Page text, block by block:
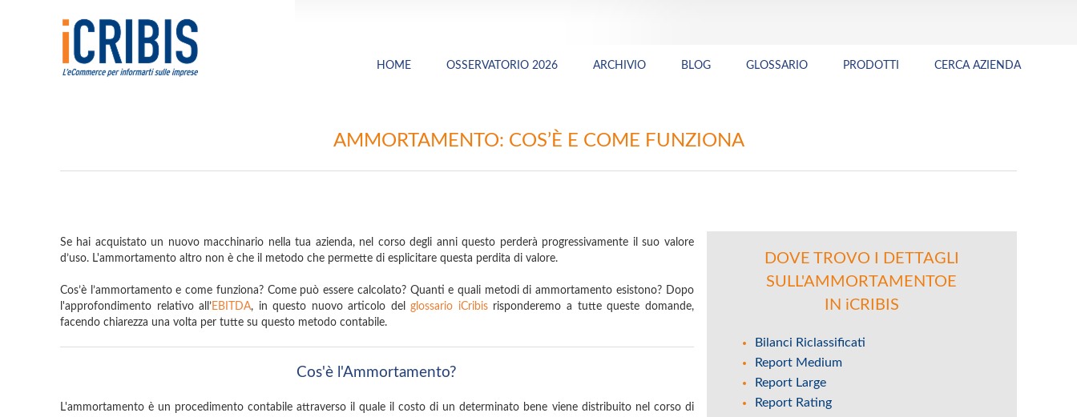
HOME OSSERVATORIO 2026 ARCHIVIO BLOG GLOSSARIO PRODOTTI CERCA AZIENDA
AMMORTAMENTO: COS’È E COME FUNZIONA
Se hai acquistato un nuovo macchinario nella tua azienda, nel corso degli anni questo perderà progressivamente il suo valore
d’uso. L'ammortamento altro non è che il metodo che permette di esplicitare questa perdita di valore.
Cos’è l’ammortamento e come funziona? Come può essere calcolato? Quanti e quali metodi di ammortamento esistono? Dopo
l'approfondimento relativo all’EBITDA, in questo nuovo articolo delglossario iCribisrisponderemo a tutte queste domande,
facendo chiarezza una volta per tutte su questo metodo contabile.
Cos'è l'Ammortamento?
L'ammortamento è un procedimento contabile attraverso il quale il costo di un determinato bene viene distribuito nel corso di
DOVE TROVO I DETTAGLI
SULL'AMMORTAMENTOE
IN iCRIBIS
Bilanci Riclassificati
Report Medium
Report Large
Report Rating